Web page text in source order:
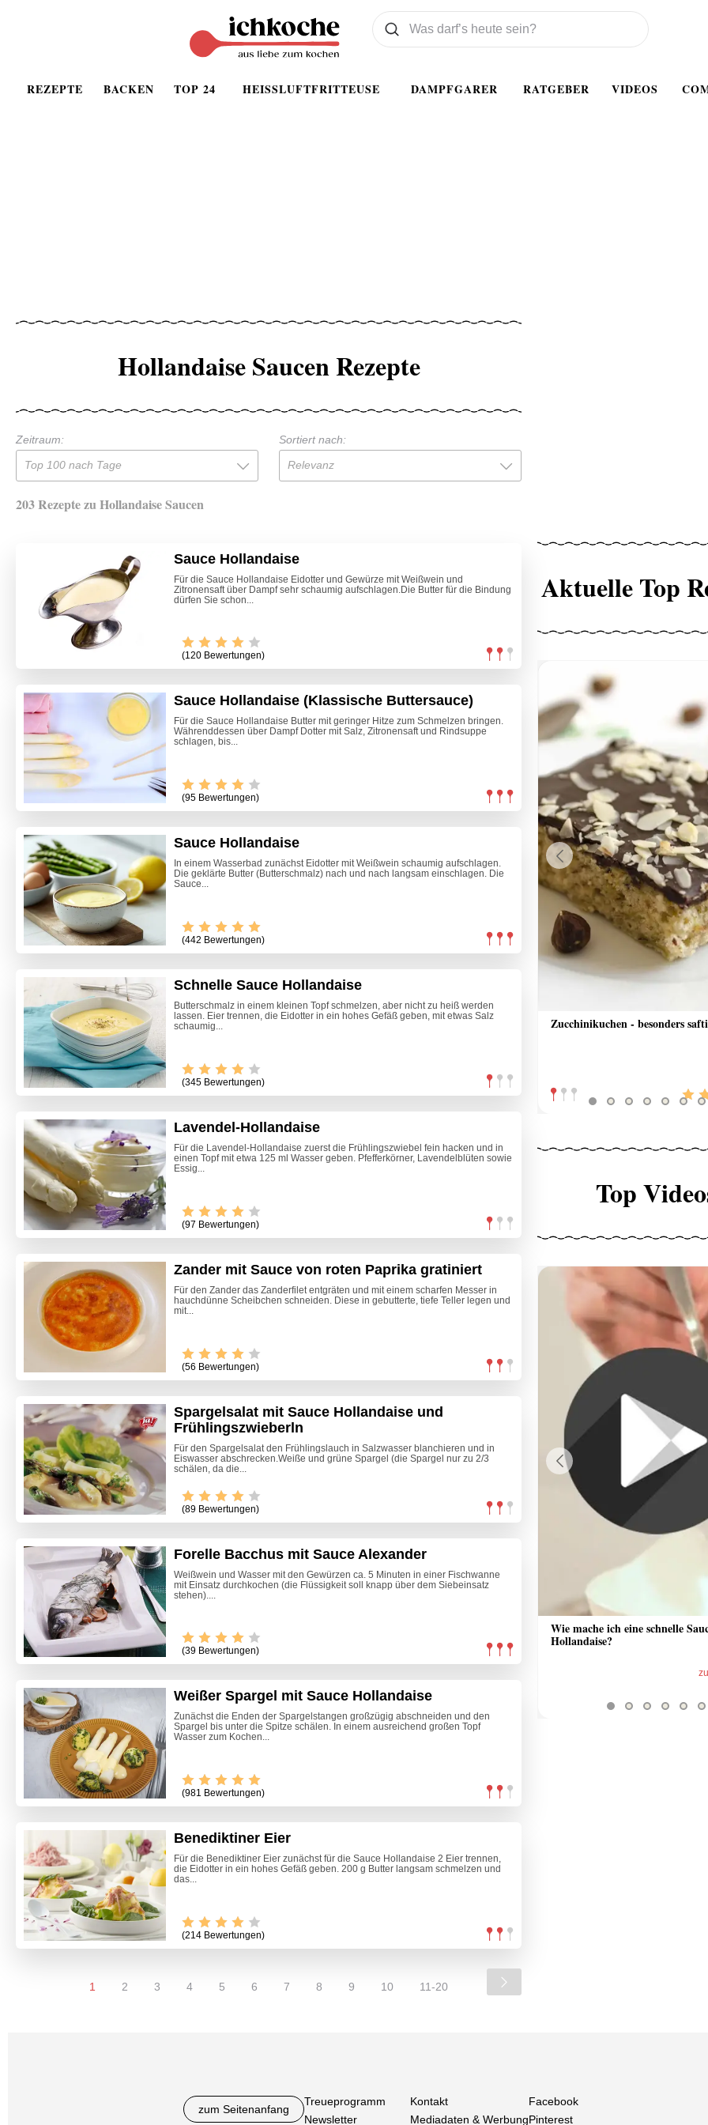
REZEPTE BACKEN TOP 24 HEISSLUFTFRITTEUSE DAMPFGARER RATGEBER VIDEOS
Was wollen Sie suchen
Suchen
Hollandaise Saucen Rezepte
Zeitraum:
Top 100 nach Tage
Sortiert nach:
Relevanz
203 Rezepte zu Hollandaise Saucen
Sauce Hollandaise
Für die Sauce Hollandaise Eidotter und Gewürze mit Weißwein und
Zitronensaft über Dampf sehr schaumig aufschlagen.Die Butter für die Bindung
dürfen Sie schon...
(120 Bewertungen)
Sauce Hollandaise (Klassische Buttersauce)
Für die Sauce Hollandaise Butter mit geringer Hitze zum Schmelzen bringen.
Währenddessen über Dampf Dotter mit Salz, Zitronensaft und Rindsuppe
schlagen, bis...
(95 Bewertungen)
Sauce Hollandaise
In einem Wasserbad zunächst Eidotter mit Weißwein schaumig aufschlagen.
Die geklärte Butter (Butterschmalz) nach und nach langsam einschlagen. Die
Sauce...
(442 Bewertungen)
Schnelle Sauce Hollandaise
Butterschmalz in einem kleinen Topf schmelzen, aber nicht zu heiß werden
lassen. Eier trennen, die Eidotter in ein hohes Gefäß geben, mit etwas Salz
schaumig...
(345 Bewertungen)
Lavendel-Hollandaise
Für die Lavendel-Hollandaise zuerst die Frühlingszwiebel fein hacken und in
einen Topf mit etwa 125 ml Wasser geben. Pfefferkörner, Lavendelblüten sowie
Essig...
(97 Bewertungen)
Zander mit Sauce von roten Paprika gratiniert
Für den Zander das Zanderfilet entgräten und mit einem scharfen Messer in
hauchdünne Scheibchen schneiden. Diese in gebutterte, tiefe Teller legen und
mit...
(56 Bewertungen)
Spargelsalat mit Sauce Hollandaise und
Frühlingszwieberln
Für den Spargelsalat den Frühlingslauch in Salzwasser blanchieren und in
Eiswasser abschrecken.Weiße und grüne Spargel (die Spargel nur zu 2/3
schälen, da die...
(89 Bewertungen)
Forelle Bacchus mit Sauce Alexander
Weißwein und Wasser mit den Gewürzen ca. 5 Minuten in einer Fischwanne
mit Einsatz durchkochen (die Flüssigkeit soll knapp über dem Siebeinsatz
stehen)....
(39 Bewertungen)
Weißer Spargel mit Sauce Hollandaise
Zunächst die Enden der Spargelstangen großzügig abschneiden und den
Spargel bis unter die Spitze schälen. In einem ausreichend großen Topf
Wasser zum Kochen...
(981 Bewertungen)
Benediktiner Eier
Für die Benediktiner Eier zunächst für die Sauce Hollandaise 2 Eier trennen,
die Eidotter in ein hohes Gefäß geben. 200 g Butter langsam schmelzen und
das...
(214 Bewertungen)
1 2 3 4 5 6 7 8 9 10 11-20
Aktuelle Top
Zucchinikuchen - besonders
Himmlische Bananenschnitten
Previous
Top
Wie mache ich eine schnelle
Hollandaise?
Previous
zum Seitenanfang
Treueprogramm
Newsletter
Kontakt
Mediadaten & Werbung
Facebook
Pinterest